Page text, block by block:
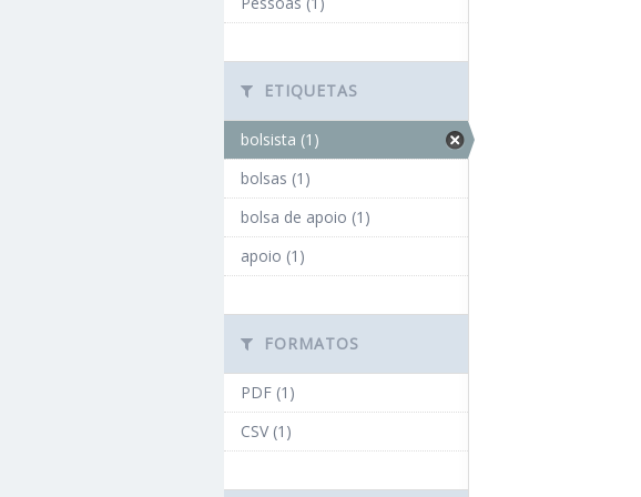
ETIQUETAS
bolsista (1)
bolsas (1)
bolsa de apoio (1)
apoio (1)
FORMATOS
PDF (1)
CSV (1)